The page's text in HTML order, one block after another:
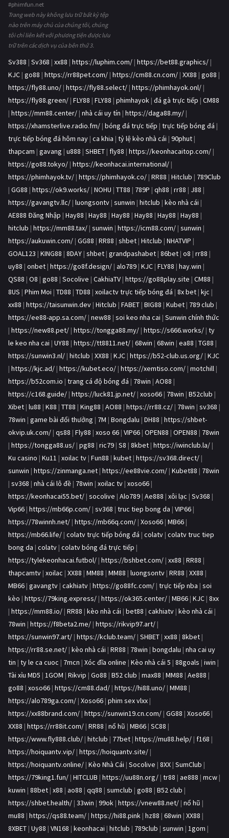
#phimfun.net
Trang web này không lưu trữ bất kỳ tệp
nào trên máy chủ của chúng tôi, chúng
tôi chỉ liên kết với phương tiện được lưu
trữ trên các dịch vụ của bên thứ 3.
Sv388 | Sv368 | xx88 | https://luphim.com/ | https://bet88.graphics/ |
KJC | go88 | https://rr88pet.com/ | https://cm88.cn.com/ | XX88 | go88 |
https://fly88.uno/ | https://fly88.select/ | https://phimhayok.onl/ |
https://fly88.green/ | FLY88 | FLY88 | phimhayok | đá gà trực tiếp | CM88
| https://mm88.center/ | nhà cái uy tín | https://daga88.my/ |
https://xhamsterlive.radio.fm/ | bóng đá trực tiếp | trực tiếp bóng đá |
trực tiếp bóng đá hôm nay | ca khia | tỷ lệ kèo nhà cái | 90phut |
thapcam | gavang | u888 | SHBET | fly88 | https://keonhacaitop.com/ |
https://go88.tokyo/ | https://keonhacai.international/ |
https://phimhayok.tv/ | https://phimhayok.co/ | RR88 | Hitclub | 789Club
| GG88 | https://ok9.works/ | NOHU | TT88 | 789P | qh88 | rr88 | J88 |
https://gavangtv.llc/ | luongsontv | sunwin | hitclub | kèo nhà cái |
AE888 Đăng Nhập | Hay88 | Hay88 | Hay88 | Hay88 | Hay88 | Hay88 |
hitclub | https://mm88.tax/ | sunwin | https://icm88.com/ | sunwin |
https://aukuwin.com/ | GG88 | RR88 | shbet | Hitclub | NHATVIP |
GOAL123 | KING88 | 8DAY | shbet | grandpashabet | 86bet | o8 | rr88 |
uy88 | onbet | https://go8f.design/ | alo789 | KJC | FLY88 | hay.win |
QS88 | O8 | go88 | Socolive | CakhiaTV | https://go88play.site | CM88 |
8US | Phim Moi | TD88 | TD88 | xoilactv trực tiếp bóng đá | 8x bet | kjc |
xx88 | https://taisunwin.dev | Hitclub | FABET | BIG88 | Kubet | 789 club |
https://ee88-app.sa.com/ | new88 | soi keo nha cai | Sunwin chính thức
| https://new88.pet/ | https://tongga88.my/ | https://s666.works/ | ty
le keo nha cai | UY88 | https://tt8811.net/ | 68win | 68win | ea88 | TG88 |
https://sunwin3.nl/ | hitclub | XX88 | KJC | https://b52-club.us.org/ | KJC
| https://kjc.ad/ | https://kubet.eco/ | https://xemtiso.com/ | motchill |
https://b52com.io | trang cá độ bóng đá | 78win | AO88 |
https://c168.guide/ | https://luck81.jp.net/ | xoso66 | 78win | B52club |
Xibet | lu88 | K88 | TT88 | King88 | AO88 | https://rr88.cz/ | 78win | sv368 |
78win | game bài đổi thưởng | 7M | Bongdalu | DH88 | https://shbet-
okvip.uk.com/ | qs88 | Fly88 | xoso 66 | VIP66 | OPEN88 | OPEN88 | 78win
| https://tongga88.us/ | pg88 | ric79 | S8 | 8kbet | https://iwinclub.la/ |
Ku casino | Ku11 | xoilac tv | Fun88 | kubet | https://sv368.direct/ |
sunwin | https://zinmanga.net | https://ee88vie.com/ | Kubet88 | 78win
| sv368 | nhà cái lô đề | 78win | xoilac tv | xoso66 |
https://keonhacai55.bet/ | socolive | Alo789 | Ae888 | xôi lạc | Sv368 |
Vip66 | https://mb66p.com/ | sv368 | truc tiep bong da | VIP66 |
https://78winnh.net/ | https://mb66q.com/ | Xoso66 | MB66 |
https://mb66.life/ | colatv trực tiếp bóng đá | colatv | colatv truc tiep
bong da | colatv | colatv bóng đá trực tiếp |
https://tylekeonhacai.futbol/ | https://bshbet.com/ | xx88 | RR88 |
thapcamtv | xoilac | XX88 | MM88 | MM88 | luongsontv | RR88 | XX88 |
MB66 | gavangtv | cakhiatv | https://go88fc.com/ | trực tiếp nba | soi
kèo | https://79king.express/ | https://ok365.center/ | MB66 | KJC | 8xx
| https://mm88.io/ | RR88 | kèo nhà cái | bet88 | cakhiatv | kèo nhà cái |
78win | https://f8beta2.me/ | https://rikvip97.art/ |
https://sunwin97.art/ | https://kclub.team/ | SHBET | xx88 | 8kbet |
https://rr88.se.net/ | kèo nhà cái | RR88 | 78win | bongdalu | nha cai uy
tin | ty le ca cuoc | 7mcn | Xóc đĩa online | Kèo nhà cái 5 | 88goals | iwin |
Tài xỉu MD5 | 1GOM | Rikvip | Go88 | B52 club | max88 | MM88 | Ae888 |
go88 | xoso66 | https://cm88.dad/ | https://hi88.uno/ | MM88 |
https://alo789ga.com/ | Xoso66 | phim sex vlxx |
https://xx88brand.com/ | https://sunwin19.cn.com/ | GG88 | Xoso66 |
XX88 | https://rr88it.com/ | RR88 | nổ hũ | MB66 | SC88 |
https://www.fly888.club/ | hitclub | 77bet | https://mu88.help/ | f168 |
https://hoiquantv.vip/ | https://hoiquantv.site/ |
https://hoiquantv.online/ | Kèo Nhà Cái | Socolive | 8XX | SumClub |
https://79king1.fun/ | HITCLUB | https://uu88n.org/ | tr88 | ae888 | mcw |
kuwin | 88bet | x88 | ao88 | qq88 | sumclub | go88 | B52 club |
https://shbet.health/ | 33win | 99ok | https://vnew88.net/ | nổ hũ |
mu88 | https://qs88.team/ | https://hi88.pink | hz88 | 68win | XX88 |
8XBET | Uy88 | VN168 | keonhacai | hitclub | 789club | sunwin | 1gom |